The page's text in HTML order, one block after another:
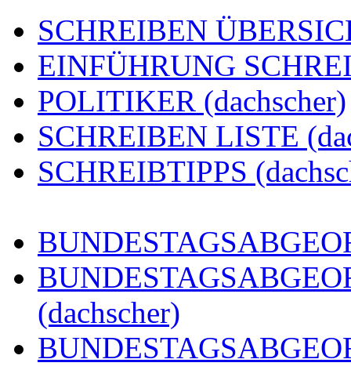
SCHREIBEN
EINFÜHRUNG
POLITIKER (dachscher)
SCHREIBEN LISTE
SCHREIBTIPPS
(dachscher)